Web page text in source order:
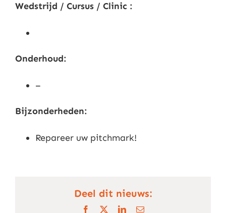
Wedstrijd / Cursus / Clinic :
Onderhoud:
–
Bijzonderheden:
Repareer uw pitchmark!
Deel dit nieuws:
Facebook LinkedIn
E-